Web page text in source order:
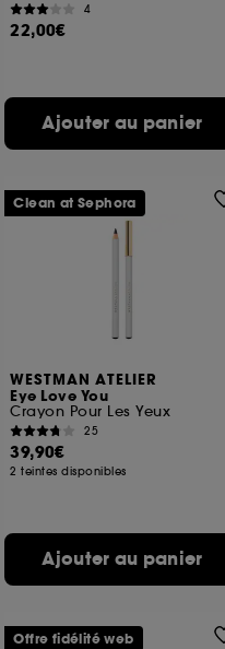
4
22,00€
Ajouter au panier
WESTMAN ATELIER
Eye Love You
Crayon Pour Les Yeux
25
39,90€
2 teintes disponibles
Ajouter au panier
Clean at Sephora
Offre fidélité web